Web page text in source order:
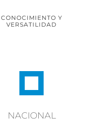
CONOCIMIENTO Y
VERSATILIDAD
NACIONAL
COMPETITIVAS Y DE
CALIDAD